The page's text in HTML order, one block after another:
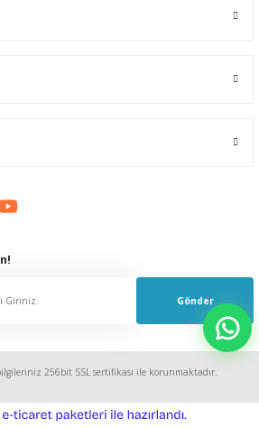
Gönder
256bit SSL sertifikası ile korunmaktadır.
ideasoft
e-